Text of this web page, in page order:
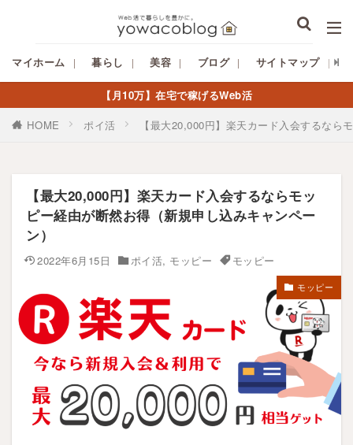
マイホーム 暮らし 美容 ブログ サイトマップ
【月10万】在宅で稼げるWeb活
HOME
ポイ活 【最大20,000円】楽天カード入会するな
【最大20,000円】楽天カード入会するならモッ
ピー経由が断然お得（新規申し込みキャンペー
ン）
2022年6月15日 ポイ活, モッピー モッピー
モッピー